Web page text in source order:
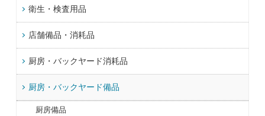
衛生・検査用品
店舗備品・消耗品
厨房・バックヤード消耗品
厨房・バックヤード備品
厨房備品